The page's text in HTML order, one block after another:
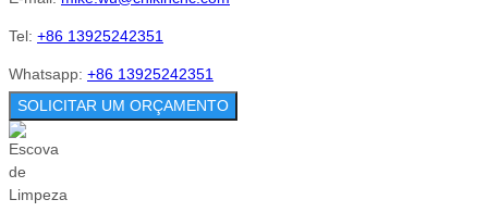
Tel: +86 13925242351
Whatsapp: +86 13925242351
SOLICITAR UM ORÇAMENTO